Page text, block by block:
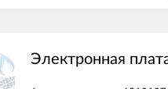
Электронная